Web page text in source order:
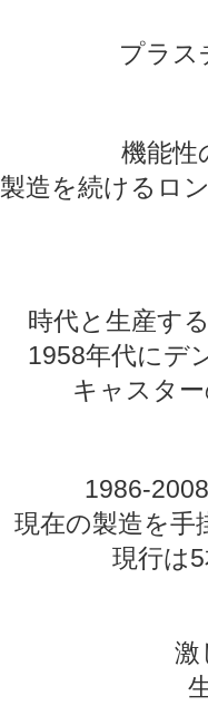
プラス
機能性
製造を続けるロ
時代と生産す
1958年代にデ
キャスタ
1986-
現在の製造を手
現行は
激